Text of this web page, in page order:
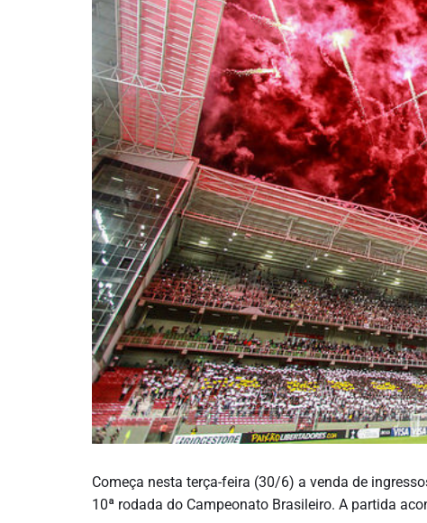
Começa nesta terça-feira (30/6) a venda de
10ª rodada do Campeonato Brasileiro. A partida